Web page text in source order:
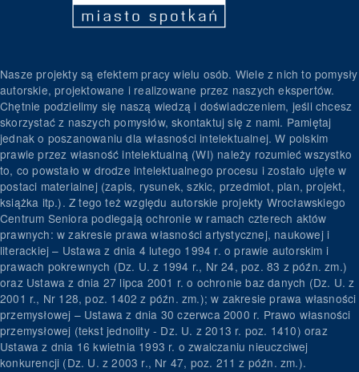
Nasze projekty są efektem pracy wielu osób. Wiele z nich to pomysły
autorskie, projektowane i realizowane przez naszych ekspertów.
Chętnie podzielimy się naszą wiedzą i doświadczeniem, jeśli chcesz
skorzystać z naszych pomysłów, skontaktuj się z nami. Pamiętaj
jednak o poszanowaniu dla własności intelektualnej. W polskim
prawie przez własność intelektualną (WI) należy rozumieć wszystko
to, co powstało w drodze intelektualnego procesu i zostało ujęte w
postaci materialnej (zapis, rysunek, szkic, przedmiot, plan, projekt,
książka itp.). Z tego też względu autorskie projekty Wrocławskiego
Centrum Seniora podlegają ochronie w ramach czterech aktów
prawnych: w zakresie prawa własności artystycznej, naukowej i
literackiej – Ustawa z dnia 4 lutego 1994 r. o prawie autorskim i
prawach pokrewnych (Dz. U. z 1994 r., Nr 24, poz. 83 z późn. zm.)
oraz Ustawa z dnia 27 lipca 2001 r. o ochronie baz danych (Dz. U. z
2001 r., Nr 128, poz. 1402 z późn. zm.); w zakresie prawa własności
przemysłowej – Ustawa z dnia 30 czerwca 2000 r. Prawo własności
przemysłowej (tekst jednolity - Dz. U. z 2013 r. poz. 1410) oraz
Ustawa z dnia 16 kwietnia 1993 r. o zwalczaniu nieuczciwej
konkurencji (Dz. U. z 2003 r., Nr 47, poz. 211 z późn. zm.).